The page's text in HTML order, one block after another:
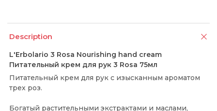
Description
L'Erbolario 3 Rosa Nourishing hand cream
Питательный крем для рук 3 Rosa 75мл
Питательный крем для рук с изысканным ароматом
трех роз.
Богатый растительными экстрактами и маслами,